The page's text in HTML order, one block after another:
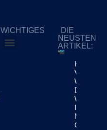
WICHTIGES
DIE
NEUSTEN
ARTIKEL:
KI
Verändert
Weiterhin
Die
Im
Content